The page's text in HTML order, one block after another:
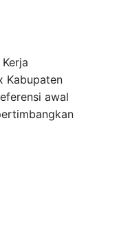
Kabupaten
awal